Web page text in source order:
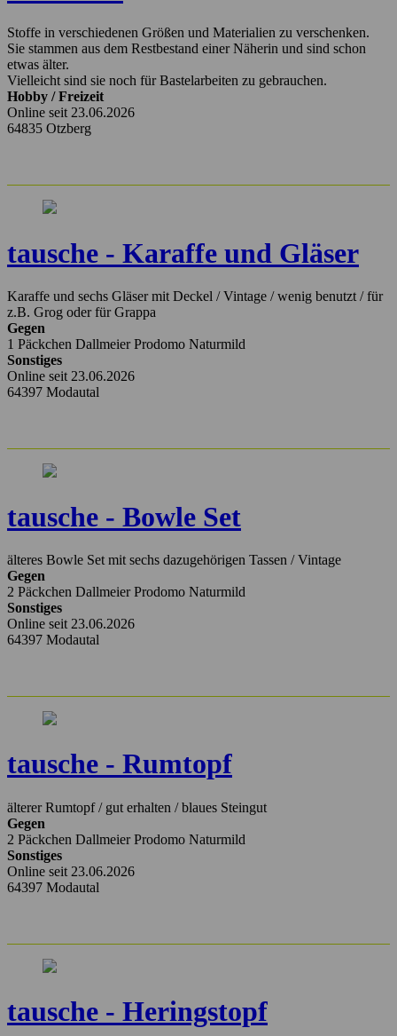
Stoffe in verschiedenen Größen und Materialien zu verschenken.
Sie stammen aus dem Restbestand einer Näherin und sind schon
etwas älter.
Vielleicht sind sie noch für Bastelarbeiten zu gebrauchen.
Hobby / Freizeit
Online seit 23.06.2026
64835 Otzberg
tausche - Karaffe und Gläser
Karaffe und sechs Gläser mit Deckel / Vintage / wenig benutzt / für
z.B. Grog oder für Grappa
Gegen
1 Päckchen Dallmeier Prodomo Naturmild
Sonstiges
Online seit 23.06.2026
64397 Modautal
tausche - Bowle Set
älteres Bowle Set mit sechs dazugehörigen Tassen / Vintage
Gegen
2 Päckchen Dallmeier Prodomo Naturmild
Sonstiges
Online seit 23.06.2026
64397 Modautal
tausche - Rumtopf
älterer Rumtopf / gut erhalten / blaues Steingut
Gegen
2 Päckchen Dallmeier Prodomo Naturmild
Sonstiges
Online seit 23.06.2026
64397 Modautal
tausche - Heringstopf